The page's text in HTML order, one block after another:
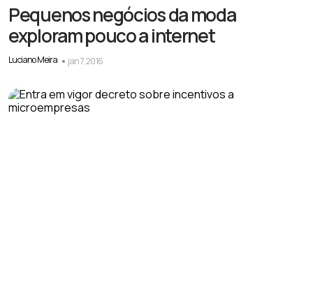
Pequenos negócios da moda
exploram pouco a internet
Luciano Meira jan 7, 2016